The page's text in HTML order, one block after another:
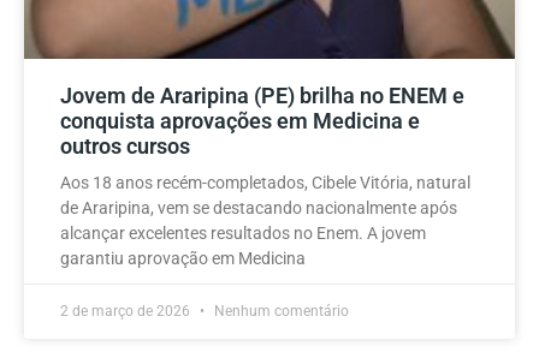
Jovem de Araripina (PE) brilha no ENEM e
conquista aprovações em Medicina e
outros cursos
Aos 18 anos recém-completados, Cibele Vitória, natural
de Araripina, vem se destacando nacionalmente após
alcançar excelentes resultados no Enem. A jovem
garantiu aprovação em Medicina
2 de março de 2026 Nenhum comentário